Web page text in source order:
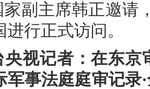
家副主席韩正邀请
进行正式访问。
央视记者：在东京
军事法庭庭审记录